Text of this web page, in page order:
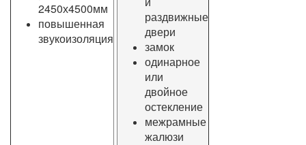
2450х4500мм
повышенная
звукоизоляция
раздвижные
двери
замок
одинарное
или
двойное
остекление
межрамные
жалюзи